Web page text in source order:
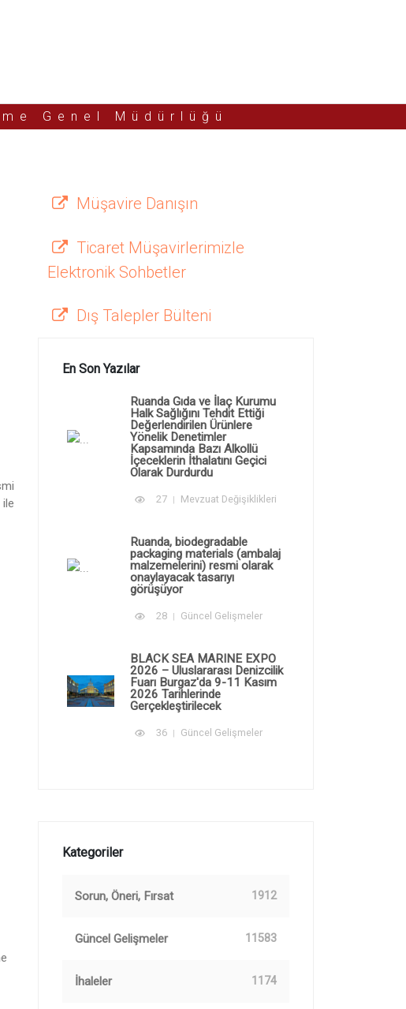
Genel Müdürlüğü
Müşavire Danışın
Ticaret Müşavirlerimizle
Elektronik Sohbetler
Dış Talepler Bülteni
En Son Yazılar
Ruanda Gıda ve İlaç Kurumu
Halk Sağlığını Tehdit Ettiği
Değerlendirilen Ürünlere
Yönelik Denetimler
Kapsamında Bazı Alkollü
İçeceklerin İthalatını Geçici
Olarak Durdurdu
27 Mevzuat Değişiklikleri
Ruanda, biodegradable
packaging materials (ambalaj
malzemelerini) resmi olarak
onaylayacak tasarıyı
görüşüyor
28 Güncel Gelişmeler
BLACK SEA MARINE EXPO
2026 – Uluslararası Denizcilik
Fuarı Burgaz'da 9-11 Kasım
2026 Tarihlerinde
Gerçekleştirilecek
36 Güncel Gelişmeler
Kategoriler
Sorun, Öneri, Fırsat 1912
Güncel Gelişmeler 11583
İhaleler 1174